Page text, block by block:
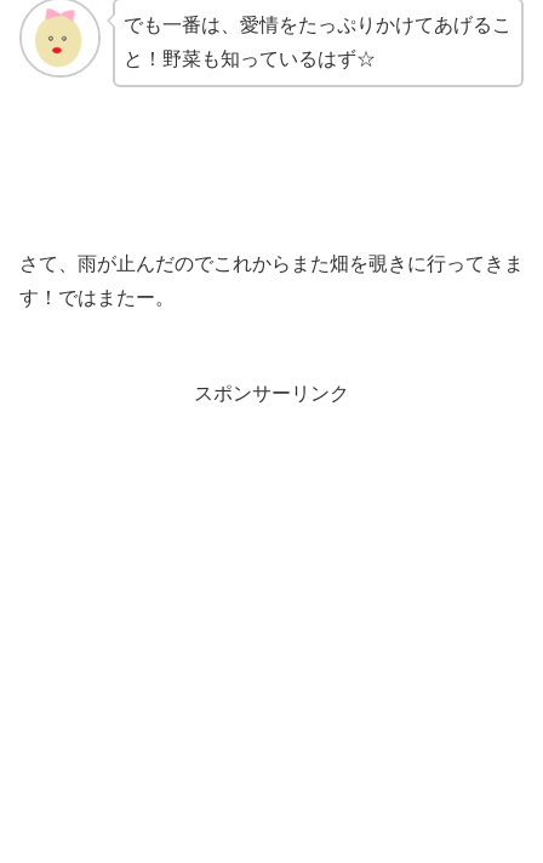
でも一番は、愛情をたっぷりかけてあげるこ
と！野菜も知っているはず☆
さて、雨が止んだのでこれからまた畑を覗きに行ってきま
す！ではまたー。
スポンサーリンク